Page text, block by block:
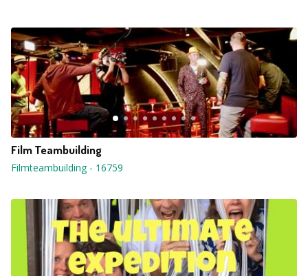
Film Teambuilding
Filmteambuilding- 16759